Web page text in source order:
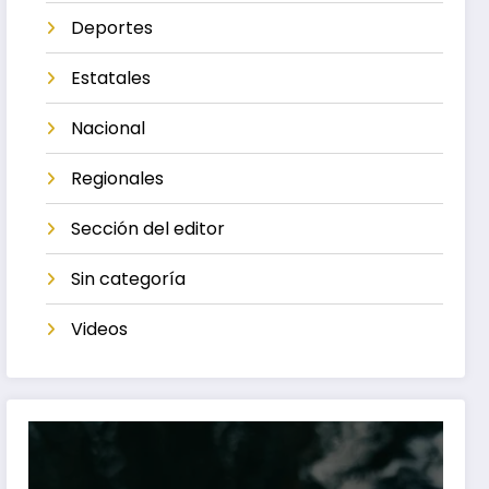
Deportes
Estatales
Nacional
Regionales
Sección del editor
Sin categoría
Videos